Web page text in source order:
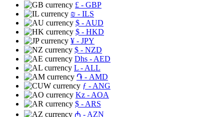
£ - GBP
₪ - ILS
$ - AUD
$ - HKD
¥ - JPY
$ - NZD
Dhs - AED
L - ALL
֏ - AMD
ƒ - ANG
Kz - AOA
$ - ARS
₼ - AZN